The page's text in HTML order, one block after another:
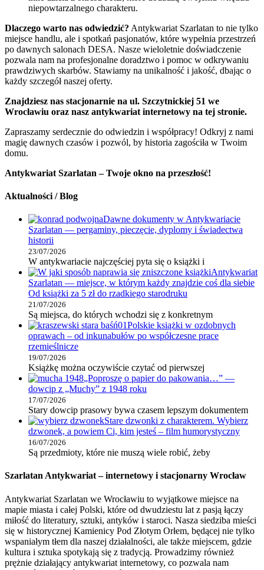
niepowtarzalnego charakteru.
Dlaczego warto nas odwiedzić? Antykwariat Szarlatan to nie tylko
miejsce handlu, ale i spotkań pasjonatów, które wypełnia przestrzeń
po dawnych salonach DESA. Nasze wieloletnie doświadczenie
pozwala nam na profesjonalne doradztwo i pomoc w odkrywaniu
prawdziwych skarbów. Stawiamy na unikalność i jakość, dbając o
każdy szczegół naszej oferty.
Znajdziesz nas stacjonarnie na ul. Szczytnickiej 51 we
Wrocławiu oraz nasz antykwariat internetowy na tej stronie.
Zapraszamy serdecznie do odwiedzin i współpracy! Odkryj z nami
magię dawnych czasów i pozwól, by historia zagościła w Twoim
domu.
Antykwariat Szarlatan – Twoje okno na przeszłość!
Aktualności / Blog
Dawne dokumenty w Antykwariacie
Szarlatan — pergaminy, pieczęcie, dyplomy i świadectwa
historii
23/07/2026
W antykwariacie najczęściej pyta się o książki i
Antykwariat
Szarlatan — miejsce, w którym każdy znajdzie coś dla siebie
Od książki za 5 zł do rzadkiego starodruku
21/07/2026
Są miejsca, do których wchodzi się z konkretnym
Polskie książki w ozdobnych
oprawach – od inkunabułów po współczesne prace
rzemieślnicze
19/07/2026
Książkę można oczywiście czytać od pierwszej
„Poproszę o papier do pakowania…” —
dowcip z „Muchy” z 1948 roku
17/07/2026
Stary dowcip prasowy bywa czasem lepszym dokumentem
Stare dzwonki z charakterem. Wybierz
dzwonek, a powiem Ci, kim jesteś – film humorystyczny
16/07/2026
Są przedmioty, które nie muszą wiele robić, żeby
Szarlatan Antykwariat – internetowy i stacjonarny Wrocław
Antykwariat Szarlatan we Wrocławiu to wyjątkowe miejsce na
mapie miasta i całej Polski, które od dwudziestu lat z pasją łączy
miłość do literatury, sztuki, antyków i staroci. Nasza siedziba mieści
się w historycznej Kamienicy Pod Złotym Orłem, będącej nie tylko
wspaniałym tłem dla naszej działalności, ale także miejscem, gdzie
kultura i sztuka spotykają się z tradycją. Prowadzimy również
prężnie działający antykwariat internetowy, co pozwala nam